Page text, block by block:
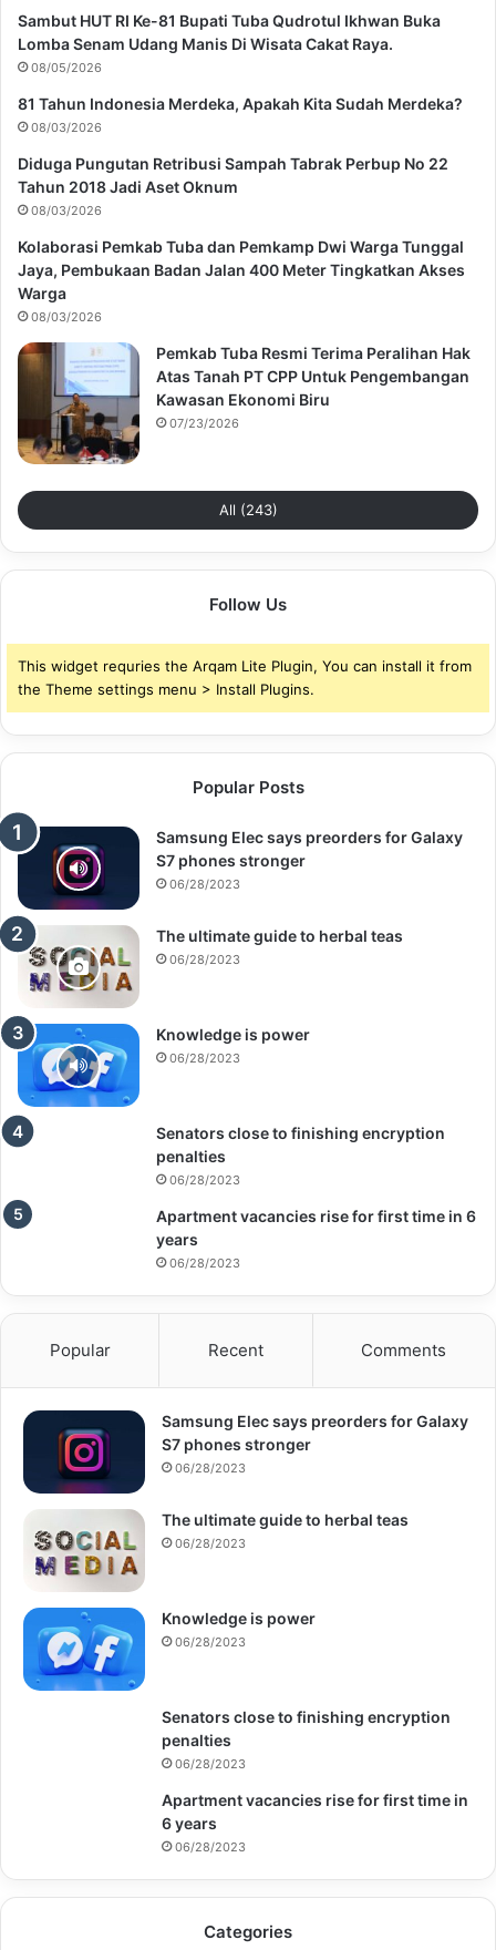
Sambut HUT RI Ke-81 Bupati Tuba Qudrotul Ikhwan Buka
Lomba Senam Udang Manis Di Wisata Cakat Raya.
08/05/2026
81 Tahun Indonesia Merdeka, Apakah Kita Sudah Merdeka?
08/03/2026
Diduga Pungutan Retribusi Sampah Tabrak Perbup No 22
Tahun 2018 Jadi Aset Oknum
08/03/2026
Kolaborasi Pemkab Tuba dan Pemkamp Dwi Warga Tunggal
Jaya, Pembukaan Badan Jalan 400 Meter Tingkatkan Akses
Warga
08/03/2026
Pemkab Tuba Resmi Terima Peralihan Hak
Atas Tanah PT CPP Untuk Pengembangan
Kawasan Ekonomi Biru
07/23/2026
All (243)
Follow Us
This widget requries the Arqam Lite Plugin, You can install it from
the Theme settings menu > Install Plugins.
Popular Posts
Samsung Elec says preorders for Galaxy
S7 phones stronger
06/28/2023
The ultimate guide to herbal teas
06/28/2023
Knowledge is power
06/28/2023
Senators close to finishing encryption
penalties
06/28/2023
Apartment vacancies rise for first time in 6
years
06/28/2023
Popular Recent Comments
Samsung Elec says preorders for Galaxy
S7 phones stronger
06/28/2023
The ultimate guide to herbal teas
06/28/2023
Knowledge is power
06/28/2023
Senators close to finishing encryption
penalties
06/28/2023
Apartment vacancies rise for first time in
6 years
06/28/2023
Categories